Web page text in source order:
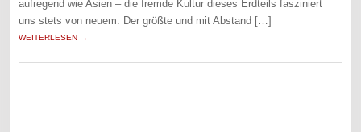
aufregend wie Asien – die fremde Kultur dieses Erdteils fasziniert
uns stets von neuem. Der größte und mit Abstand […]
WEITERLESEN →